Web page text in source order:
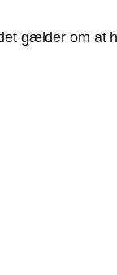
gælder om at